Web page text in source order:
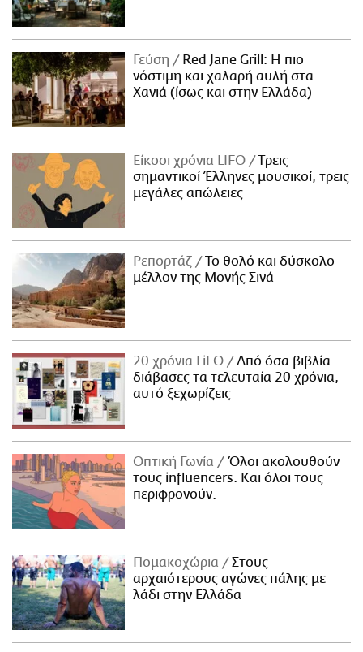
Γεύση
Red Jane Grill: Η πιο
νόστιμη και χαλαρή αυλή στα
Χανιά (ίσως και στην Ελλάδα)
Είκοσι χρόνια LIFO
Tρεις
σημαντικοί Έλληνες μουσικοί, τρεις
μεγάλες απώλειες
Ρεπορτάζ
Το θολό και δύσκολο
μέλλον της Μονής Σινά
20 χρόνια LiFO
Από όσα βιβλία
διάβασες τα τελευταία 20 χρόνια,
αυτό ξεχωρίζεις
Οπτική Γωνία
Όλοι ακολουθούν
τους influencers. Και όλοι τους
περιφρονούν.
Πομακοχώρια
Στους
αρχαιότερους αγώνες πάλης με
λάδι στην Ελλάδα